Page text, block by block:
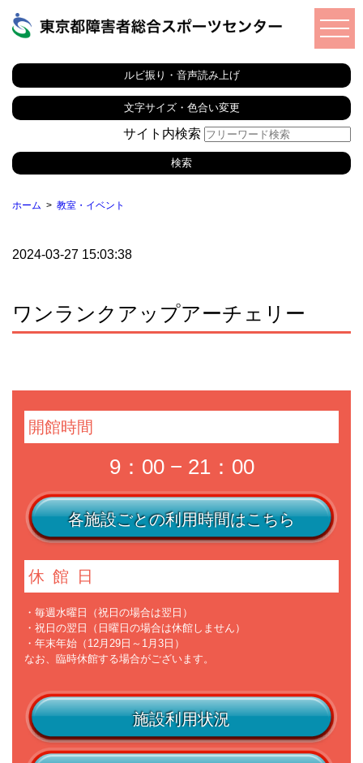
ルビ振り・音声読み上げ
文字サイズ・色合い変更
サイト内検索
ホーム 教室・イベント
2024-03-27 15:03:38
ワンランクアップアーチェリー
開館時間
9：00 − 21：00
各施設ごとの利用時間はこちら
休館日
・毎週水曜日（祝日の場合は翌日）
・祝日の翌日（日曜日の場合は休館しません）
・年末年始（12月29日～1月3日）
なお、臨時休館する場合がございます。
施設利用状況